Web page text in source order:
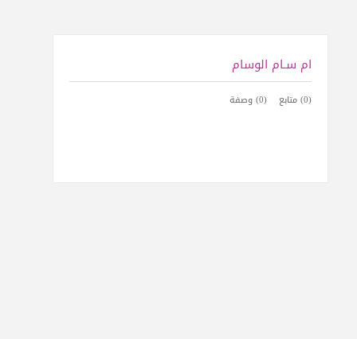
ام سـام الوسام
(0) متابع (0) وصفة